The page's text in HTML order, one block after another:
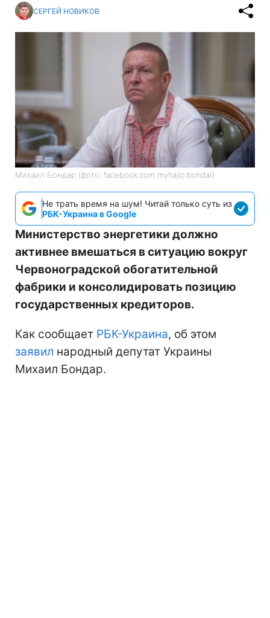
СЕРГЕЙ НОВИКОВ
Михаил Бондар (фото: facebook.com myhajlo.bondar)
Не трать время на шум! Читай только суть из
РБК-Украина в Google
Министерство энергетики должно
активнее вмешаться в ситуацию вокруг
Червоноградской обогатительной
фабрики и консолидировать позицию
государственных кредиторов.
Как сообщает РБК-Украина, об этом
заявил народный депутат Украины
Михаил Бондар.